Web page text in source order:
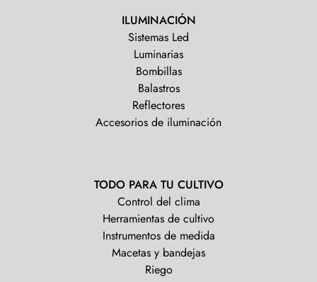
ILUMINACIÓN
Sistemas Led
Luminarias
Bombillas
Balastros
Reflectores
Accesorios de iluminación
TODO PARA TU CULTIVO
Control del clima
Herramientas de cultivo
Instrumentos de medida
Macetas y bandejas
Riego